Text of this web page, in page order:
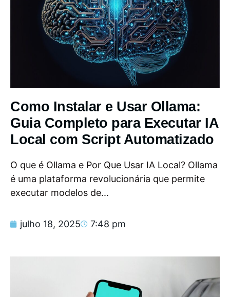
Como Instalar e Usar Ollama:
Guia Completo para Executar IA
Local com Script Automatizado
O que é Ollama e Por Que Usar IA Local? Ollama
é uma plataforma revolucionária que permite
executar modelos de...
julho 18, 2025 7:48 pm